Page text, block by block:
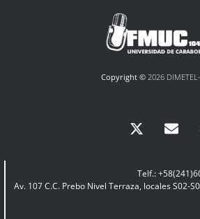
Copyright © 2026
Telf.:
Av. 107 C.C. Prebo Nivel Terraza, locales S02-